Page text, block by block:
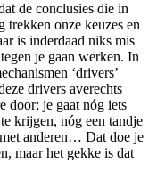
de conclusies die in
trekken onze keuzes en
is inderdaad niks mis
je gaan werken. In
‘drivers’
drivers averechts
door; je gaat nóg iets
krijgen, nóg een tandje
anderen… Dat doe je
maar het gekke is dat